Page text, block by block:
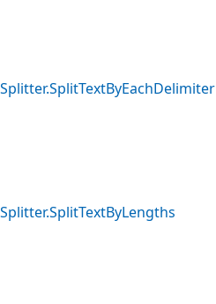
Splitter.SplitTextByEachDelimiter
Splitter.SplitTextByLengths